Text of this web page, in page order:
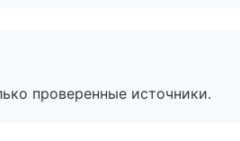
проверенные источники.